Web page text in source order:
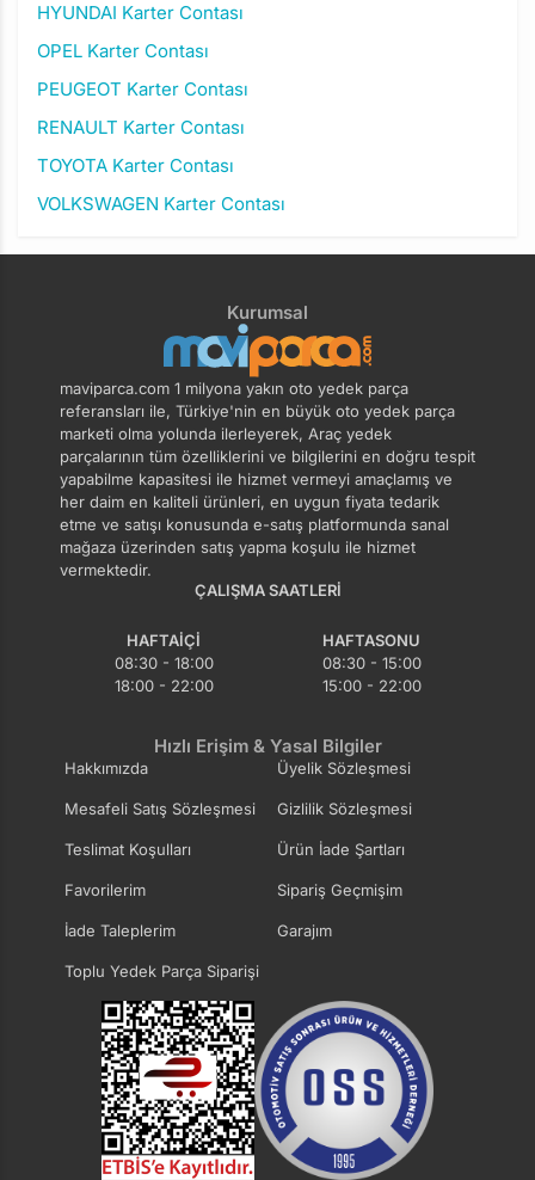
HYUNDAI Karter Contası
OPEL Karter Contası
PEUGEOT Karter Contası
RENAULT Karter Contası
TOYOTA Karter Contası
VOLKSWAGEN Karter Contası
Kurumsal
maviparca.com 1 milyona yakın oto yedek parça
referansları ile, Türkiye'nin en büyük oto yedek parça
marketi olma yolunda ilerleyerek, Araç yedek
parçalarının tüm özelliklerini ve bilgilerini en doğru tespit
yapabilme kapasitesi ile hizmet vermeyi amaçlamış ve
her daim en kaliteli ürünleri, en uygun fiyata tedarik
etme ve satışı konusunda e-satış platformunda sanal
mağaza üzerinden satış yapma koşulu ile hizmet
vermektedir.
ÇALIŞMA SAATLERI
HAFTAIÇI
08:30 - 18:00
18:00 - 22:00
HAFTASONU
08:30 - 15:00
15:00 - 22:00
Hızlı Erişim & Yasal Bilgiler
Hakkımızda Üyelik Sözleşmesi
Mesafeli Satış Sözleşmesi Gizlilik Sözleşmesi
Teslimat Koşulları Ürün İade Şartları
Favorilerim Sipariş Geçmişim
İade Taleplerim Garajım
Toplu Yedek Parça Siparişi